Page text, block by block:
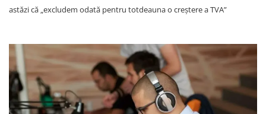
astăzi că „excludem odată pentru totdeauna o creştere a TVA”